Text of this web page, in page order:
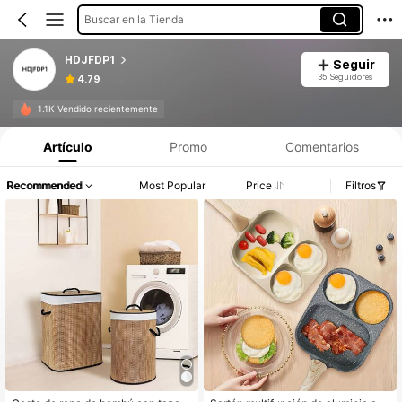
Buscar en la Tienda
HDJFDP1
4.79
Seguir
35 Seguidores
1.1K Vendido recientemente
Artículo Promo Comentarios
Recommended Most Popular Price Filtros